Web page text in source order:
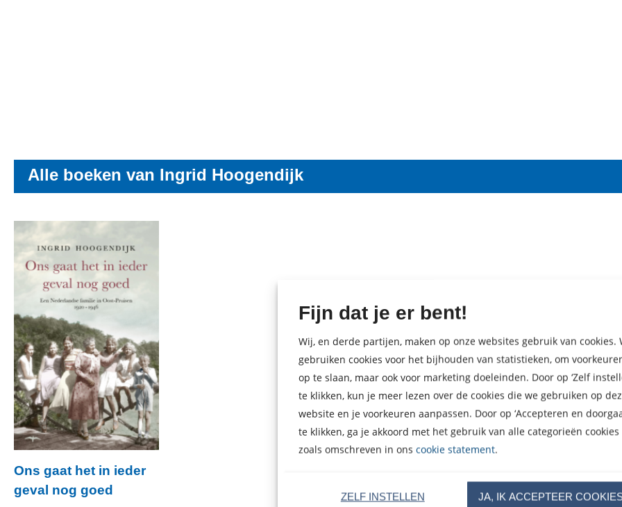
Fijn dat je er bent!
Wij, en derde partijen, maken op onze websites gebruik van cookies.
gebruiken cookies voor het bijhouden van statistieken, om
op te slaan, maar ook voor marketing doeleinden. Door op ‘Zelf
te klikken, kun je meer lezen over de cookies die we gebruiken op
website en je voorkeuren aanpassen. Door op ‘Accepteren en
te klikken, ga je akkoord met het gebruik van alle categorieën cookies
zoals omschreven in ons cookie statement.
JA, IK ACCEPTEER
ZELF INSTELLEN
Alle boeken van Ingrid Hoogendijk
Ons gaat het in ieder
geval nog goed